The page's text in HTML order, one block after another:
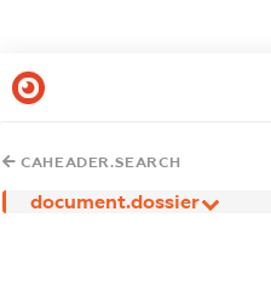
CAHEADER.SEARCH
document.dossier